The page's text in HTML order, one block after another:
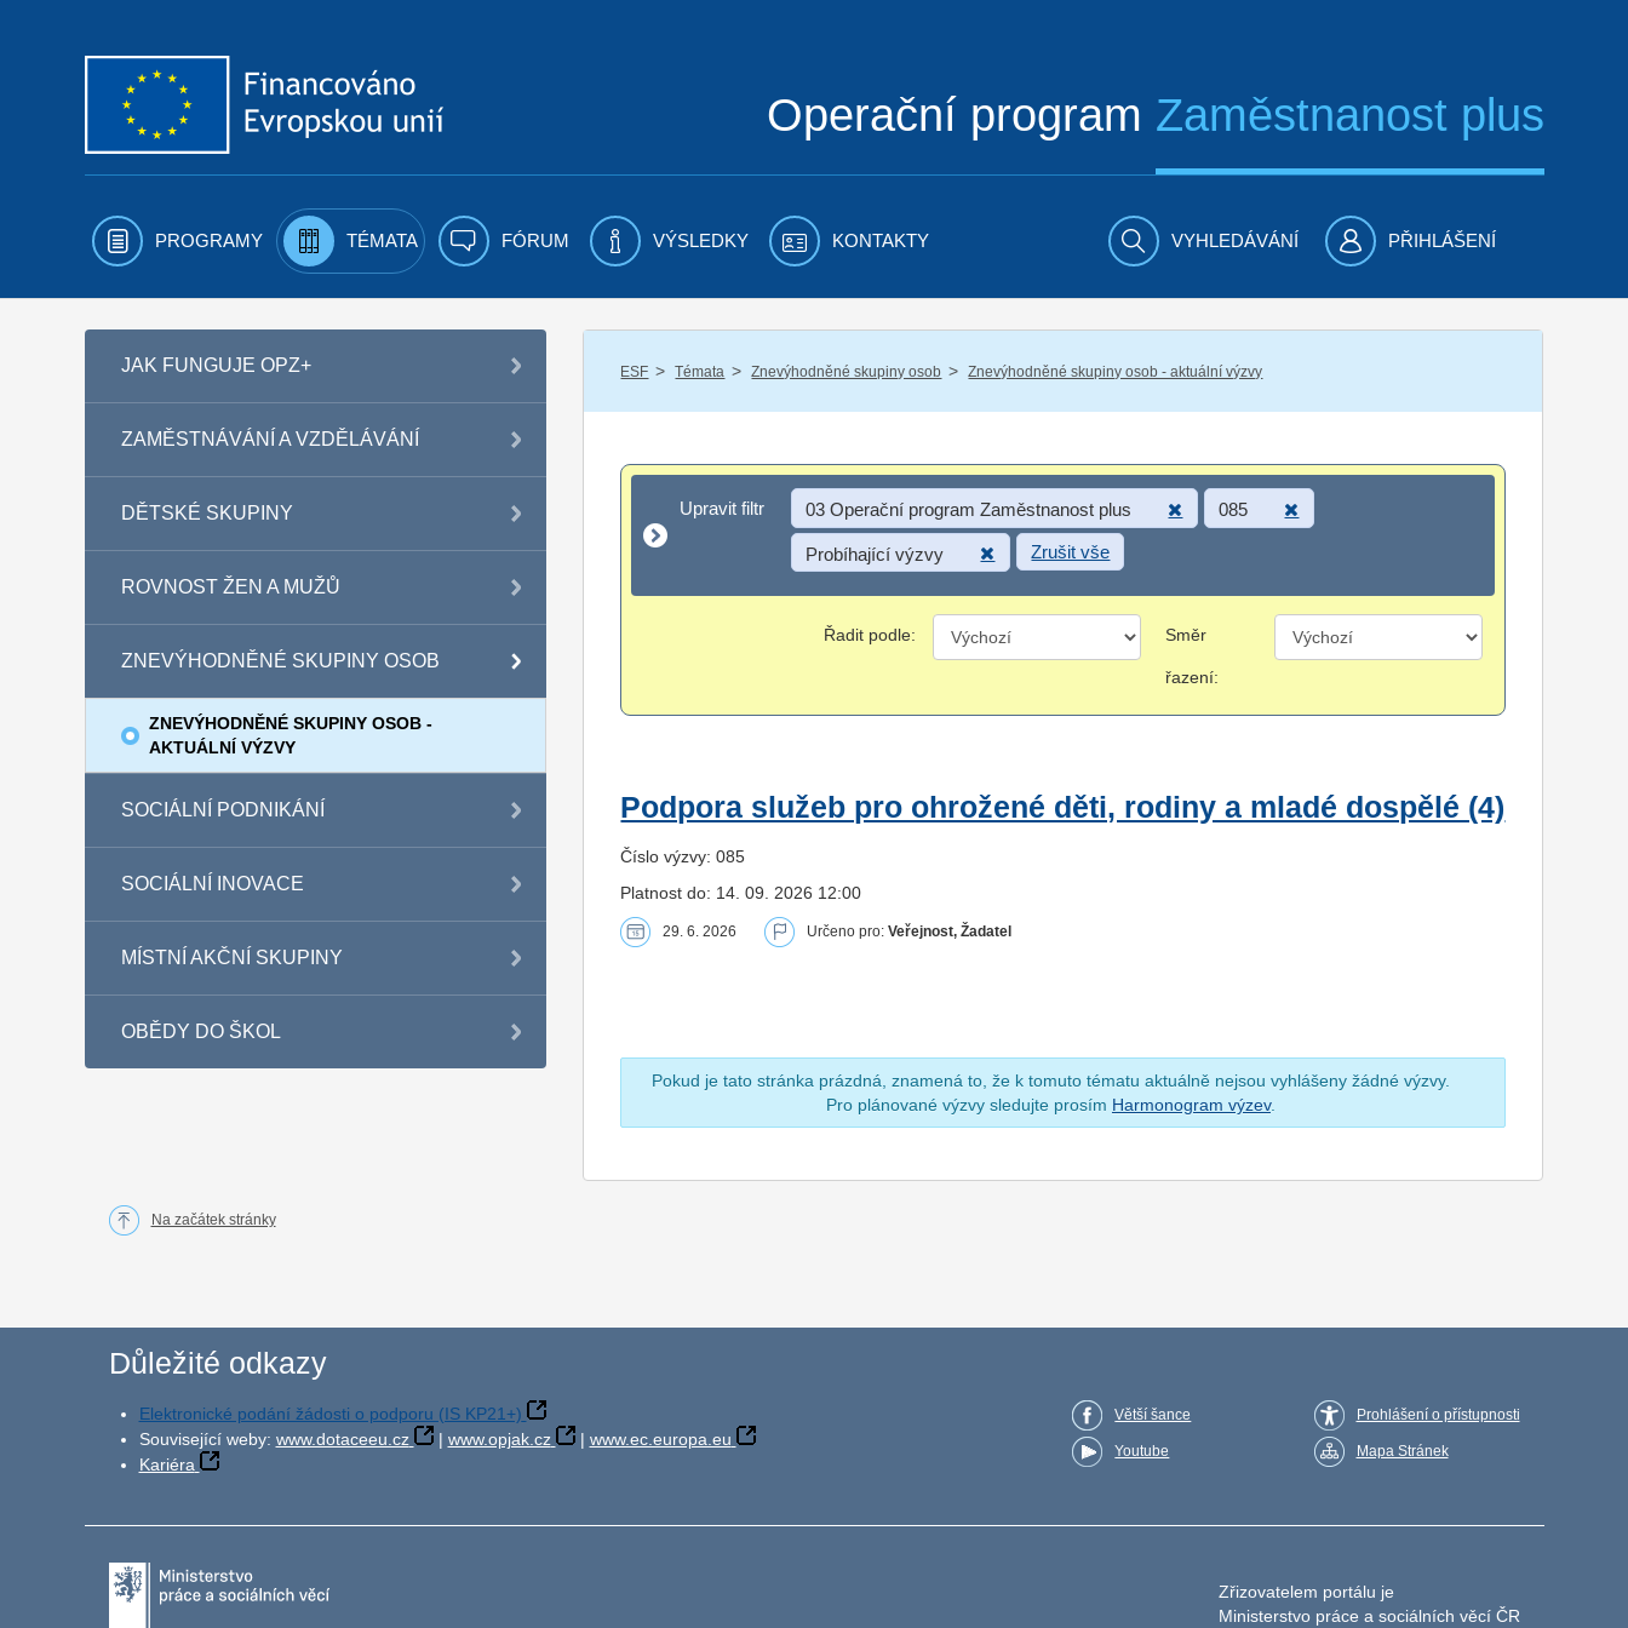
Operační program Zaměstnanost plus
PROGRAMY TÉMATA FÓRUM VÝSLEDKY KONTAKTY VYHLEDÁVÁNÍ PŘIHLÁŠENÍ
JAK FUNGUJE OPZ+
ZAMĚSTNÁVÁNÍ A VZDĚLÁVÁNÍ
DĚTSKÉ SKUPINY
ROVNOST ŽEN A MUŽŮ
ZNEVÝHODNĚNÉ SKUPINY OSOB
ZNEVÝHODNĚNÉ SKUPINY OSOB -
AKTUÁLNÍ VÝZVY
SOCIÁLNÍ PODNIKÁNÍ
SOCIÁLNÍ INOVACE
MÍSTNÍ AKČNÍ SKUPINY
OBĚDY DO ŠKOL
ESF / Témata / Znevýhodněné skupiny osob / Znevýhodněné skupiny osob - aktuální výzvy
Upravit filtr
Upravit filtr 03 Operační program Zaměstnanost plus 085
Probíhající výzvy Zrušit vše
Řadit podle: Směr
řazení:
Podpora služeb pro ohrožené děti, rodiny a mladé dospělé (4)
Číslo výzvy: 085
Platnost do: 14. 09. 2026 12:00
29. 6. 2026 Určeno pro:Veřejnost, Žadatel
Pokud je tato stránka prázdná, znamená to, že k tomuto tématu aktuálně nejsou vyhlášeny žádné výzvy.
Pro plánované výzvy sledujte prosím Harmonogram výzev.
Na začátek stránky
Důležité odkazy
Elektronické podání žádosti o podporu (IS KP21+)
Související weby: www.dotaceeu.cz | www.opjak.cz | www.ec.europa.eu
Kariéra
Větší šance
Youtube
Prohlášení o přístupnosti
Mapa Stránek
Zřizovatelem portálu je
Ministerstvo práce a sociálních věcí ČR